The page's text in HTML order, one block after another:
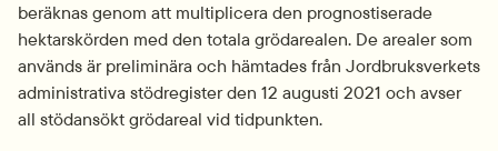
beräknas genom att multiplicera den prognostiserade
hektarskörden med den totala grödarealen. De arealer som
används är preliminära och hämtades från Jordbruksverkets
administrativa stödregister den 12 augusti 2021 och avser
all stödansökt grödareal vid tidpunkten.